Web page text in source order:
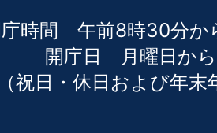
時間 午前8時30分か
開庁日 月曜日か
（祝日・休日および年